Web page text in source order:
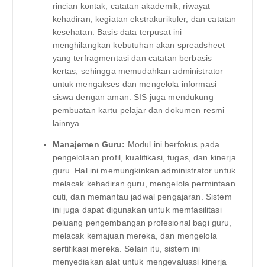
rincian kontak, catatan akademik, riwayat
kehadiran, kegiatan ekstrakurikuler, dan catatan
kesehatan. Basis data terpusat ini
menghilangkan kebutuhan akan spreadsheet
yang terfragmentasi dan catatan berbasis
kertas, sehingga memudahkan administrator
untuk mengakses dan mengelola informasi
siswa dengan aman. SIS juga mendukung
pembuatan kartu pelajar dan dokumen resmi
lainnya.
Manajemen Guru: Modul ini berfokus pada
pengelolaan profil, kualifikasi, tugas, dan kinerja
guru. Hal ini memungkinkan administrator untuk
melacak kehadiran guru, mengelola permintaan
cuti, dan memantau jadwal pengajaran. Sistem
ini juga dapat digunakan untuk memfasilitasi
peluang pengembangan profesional bagi guru,
melacak kemajuan mereka, dan mengelola
sertifikasi mereka. Selain itu, sistem ini
menyediakan alat untuk mengevaluasi kinerja